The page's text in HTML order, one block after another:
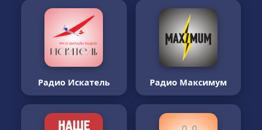
Радио Искатель Радио Максимум